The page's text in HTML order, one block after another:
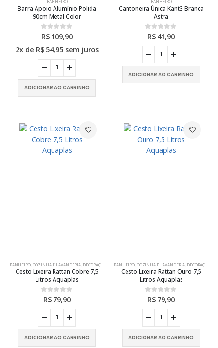
BANHEIRO
Barra Apoio Alumínio Polida
90cm Metal Color
0out of 5
R$ 109,90
2x de R$ 54,95 sem juros
ADICIONAR AO CARRINHO
BANHEIRO
Cantoneira Única Kant3 Branca
Astra
0out of 5
R$ 41,90
ADICIONAR AO CARRINHO
BANHEIRO COZINHA E LAVANDERIA DECORAÇÃO UTILIDADES
Cesto Lixeira Rattan Cobre 7,5
Litros Aquaplas
0out of 5
R$ 79,90
ADICIONAR AO CARRINHO
BANHEIRO COZINHA E LAVANDERIA DECORAÇÃO
Cesto Lixeira Rattan Ouro 7,5
Litros Aquaplas
0out of 5
R$ 79,90
ADICIONAR AO CARRINHO